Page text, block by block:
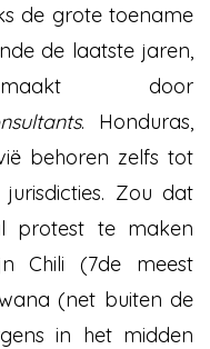
de grote toename
de laatste jaren,
door
. Honduras,
behoren zelfs tot
Zou dat
protest te maken
Chili (7de meest
(net buiten de
in het midden